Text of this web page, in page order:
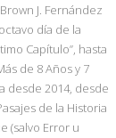
J. Fernández
día de la
Capítulo”, hasta
de 8 Años y 7
desde 2014, desde
de la Historia
(salvo Error u